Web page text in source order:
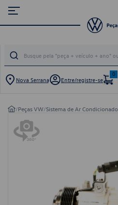
Nova Serrana Entre/registre-se
0
/Peças VW/Sistema de Ar Condicionado